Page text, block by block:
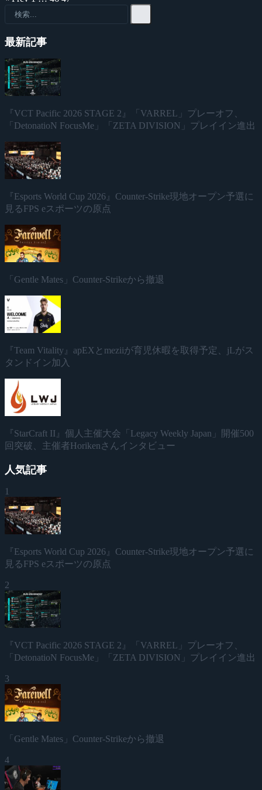
最新記事
『VCT Pacific 2026 STAGE 2』「VARREL」プレーオフ、
「DetonatioN FocusMe」「ZETA DIVISION」プレイイン進出
『Esports World Cup 2026』Counter-Strike現地オープン予選に
見るFPS eスポーツの原点
「Gentle Mates」Counter-Strikeから撤退
『Team Vitality』apEXとmeziiが育児休暇を取得予定、jLがス
タンドイン加入
『StarCraft II』個人主催大会「Legacy Weekly Japan」開催500
回突破、主催者Horikenさんインタビュー
人気記事
1
『Esports World Cup 2026』Counter-Strike現地オープン予選に
見るFPS eスポーツの原点
2
『VCT Pacific 2026 STAGE 2』「VARREL」プレーオフ、
「DetonatioN FocusMe」「ZETA DIVISION」プレイイン進出
3
「Gentle Mates」Counter-Strikeから撤退
4